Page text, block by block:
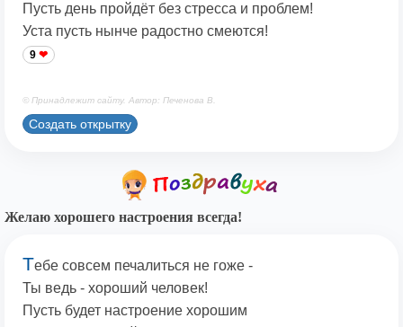
Пусть день пройдёт без стресса и проблем!
Уста пусть нынче радостно смеются!
9
© Принадлежит сайту. Автор: Печенова В.
Создать открытку
Желаю хорошего настроения всегда!
Тебе совсем печалиться не гоже -
Ты ведь - хороший человек!
Пусть будет настроение хорошим